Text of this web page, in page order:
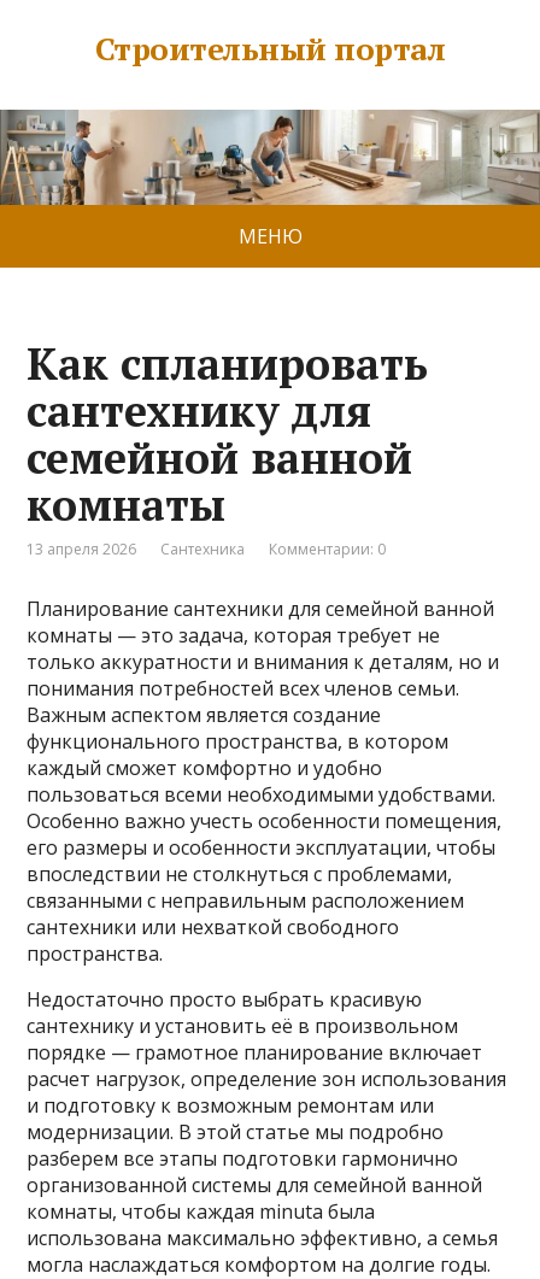
Строительный портал
МЕНЮ
Как спланировать
сантехнику для
семейной ванной
комнаты
13 апреля 2026 Сантехника Комментарии: 0
Планирование сантехники для семейной ванной
комнаты — это задача, которая требует не
только аккуратности и внимания к деталям, но и
понимания потребностей всех членов семьи.
Важным аспектом является создание
функционального пространства, в котором
каждый сможет комфортно и удобно
пользоваться всеми необходимыми удобствами.
Особенно важно учесть особенности помещения,
его размеры и особенности эксплуатации, чтобы
впоследствии не столкнуться с проблемами,
связанными с неправильным расположением
сантехники или нехваткой свободного
пространства.
Недостаточно просто выбрать красивую
сантехнику и установить её в произвольном
порядке — грамотное планирование включает
расчет нагрузок, определение зон использования
и подготовку к возможным ремонтам или
модернизации. В этой статье мы подробно
разберем все этапы подготовки гармонично
организованной системы для семейной ванной
комнаты, чтобы каждая minuta была
использована максимально эффективно, а семья
могла наслаждаться комфортом на долгие годы.